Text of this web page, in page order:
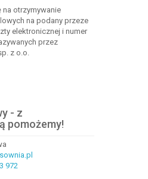
na otrzymywanie
na podany przeze
elektronicznej i numer
przez
z o.o.
- z
pomożemy!
972